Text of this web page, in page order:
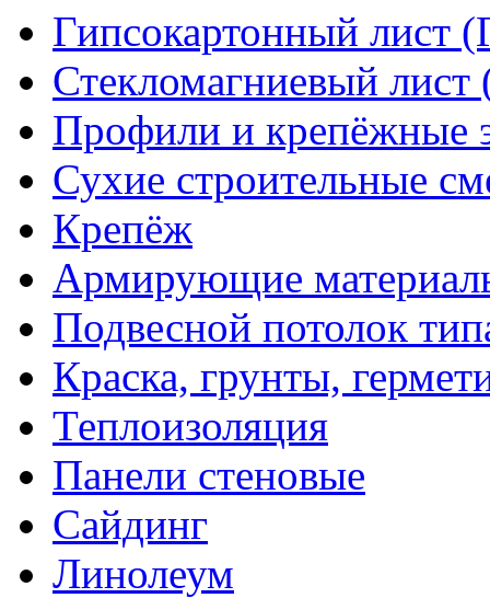
Гипсокартонный лист
Стекломагниевый
Профили и
Сухие строительные
Крепёж
Армирующие
Подвесной потолок
Краска, грунты,
Теплоизоляция
Панели стеновые
Сайдинг
Линолеум